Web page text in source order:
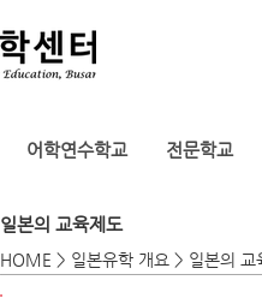
어학연수학교 전문학교
​일본의 교육제도
HOME > 일본유학 개요 > 일본의 교